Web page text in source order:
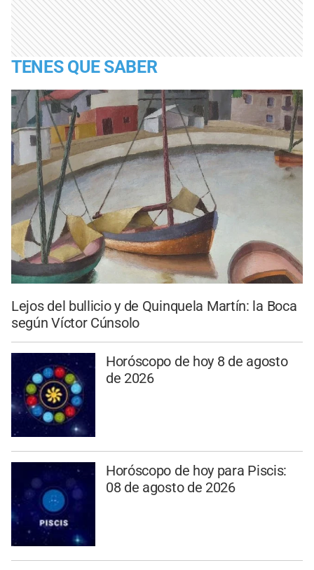
TENES QUE SABER
Lejos del bullicio y de Quinquela Martín: la Boca
según Víctor Cúnsolo
Horóscopo de hoy 8 de agosto
de 2026
Horóscopo de hoy para Piscis:
08 de agosto de 2026